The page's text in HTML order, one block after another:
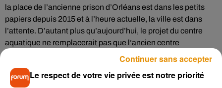
la place de l’ancienne prison d’Orléans est dans les petits
papiers depuis 2015 et à l’heure actuelle, la ville est dans
l’attente. D’autant plus qu’aujourd’hui, le projet du centre
aquatique ne remplacerait pas que l’ancien centre
pénitentiaire mais aussi la piscine du palais des sports.
Cette dernière fermerait à l’ouverture du nouveau projet.
Le respect de votre vie privée est notre priorité
Continuer sans accepter